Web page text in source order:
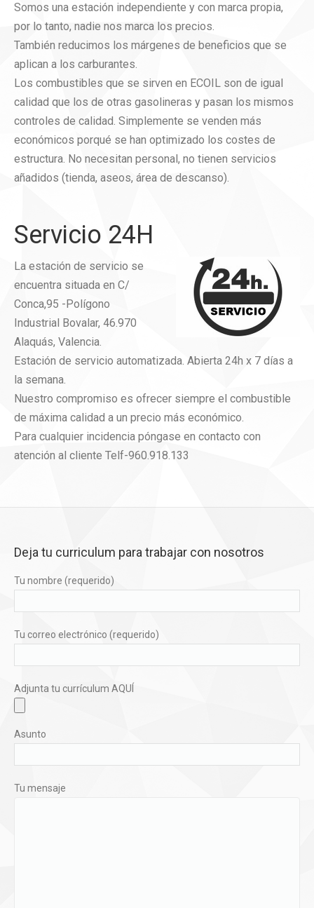
Somos una estación independiente y con marca propia,
por lo tanto, nadie nos marca los precios.
También reducimos los márgenes de beneficios que se
aplican a los carburantes.
Los combustibles que se sirven en ECOIL son de igual
calidad que los de otras gasolineras y pasan los mismos
controles de calidad. Simplemente se venden más
económicos porqué se han optimizado los costes de
estructura. No necesitan personal, no tienen servicios
añadidos (tienda, aseos, área de descanso).
Servicio 24H
La estación de servicio se
encuentra situada en C/
Conca,95 -Polígono
Industrial Bovalar, 46.970
Alaquás, Valencia.
Estación de servicio automatizada. Abierta 24h x 7 días a
la semana.
Nuestro compromiso es ofrecer siempre el combustible
de máxima calidad a un precio más económico.
Para cualquier incidencia póngase en contacto con
atención al cliente Telf-960.918.133
Deja tu curriculum para trabajar con nosotros
Tu nombre (requerido)
Tu correo electrónico (requerido)
Adjunta tu currículum AQUÍ
Asunto
Tu mensaje